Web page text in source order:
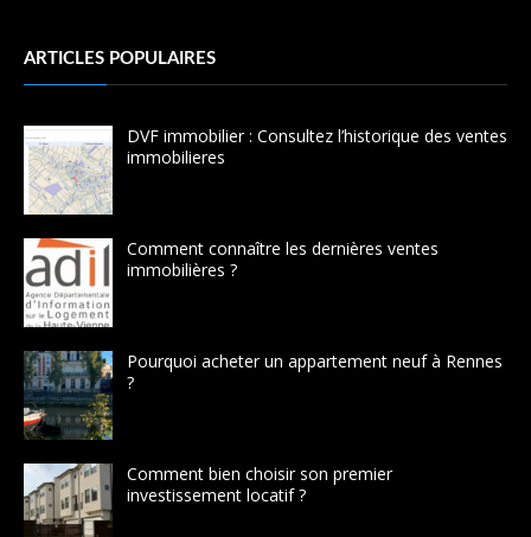
ARTICLES POPULAIRES
DVF immobilier : Consultez l’historique des ventes
immobilieres
Comment connaître les dernières ventes
immobilières ?
Pourquoi acheter un appartement neuf à Rennes
?
Comment bien choisir son premier
investissement locatif ?